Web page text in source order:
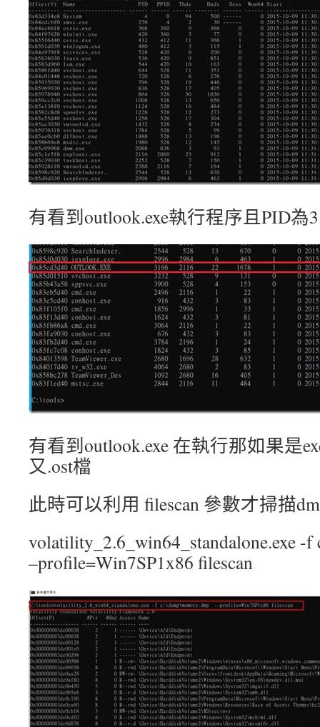
有看到outlook.exe執行程序且PID為
有看到outlook.exe 在執行那如果是
又.ost檔
此時可以利用 filescan 參數才掃描
volatility_2.6_win64_standalone.exe -
–profile=Win7SP1x86 filescan